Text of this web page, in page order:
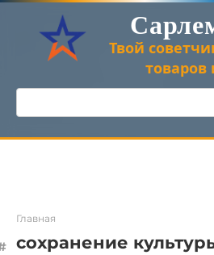
Перейти
контенту
Твой
товаров
Поиск:
Главная
сохранение